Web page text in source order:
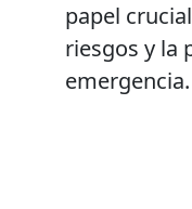
papel
riesgos y la
emergencia.